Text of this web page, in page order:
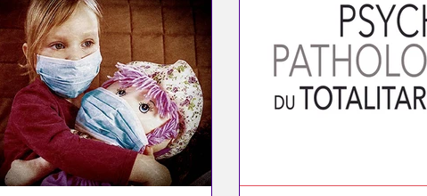
Anciens Philosopher par les mythes grecs Philosophie
du Pouvoir Psychopathologie du Totalitarisme
La Licorne La Lucarne